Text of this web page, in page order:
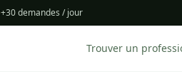
+30 demandes / jour
Trouver un